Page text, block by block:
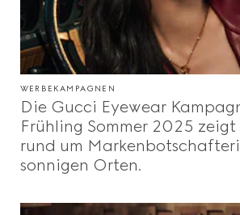
WERBEKAMPAGNEN
Die Gucci Eyewear
Frühling Sommer 2025
rund um
sonnigen Orten.